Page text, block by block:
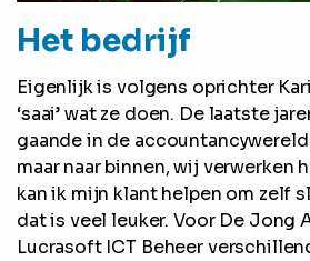
Het bedrijf
Eigenlijk is volgens oprichter
‘saai’ wat ze doen. De laatste
gaande in de
maar naar binnen, wij verwerken
kan ik mijn klant helpen om zelf
dat is veel leuker. Voor De Jong
Lucrasoft ICT Beheer